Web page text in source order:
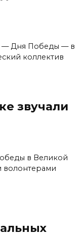
— Дня Победы — в
коллектив
звучали
в Великой
волонтерами